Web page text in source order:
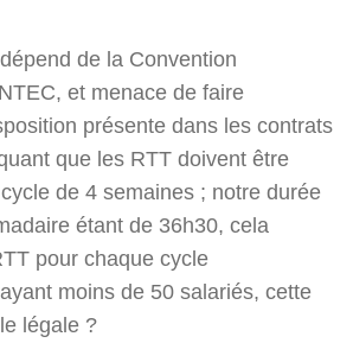
de la Convention
et menace de faire
présente dans les contrats
que les RTT doivent être
de 4 semaines ; notre durée
étant de 36h30, cela
pour chaque cycle
moins de 50 salariés, cette
légale ?